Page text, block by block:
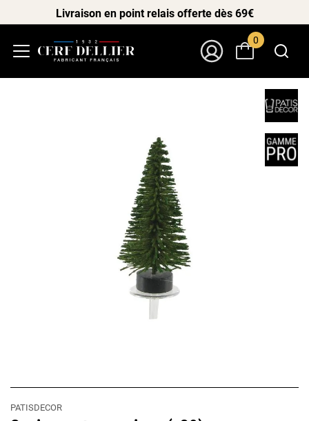
Livraison en point relais offerte dès 69€
0
PATISDECOR